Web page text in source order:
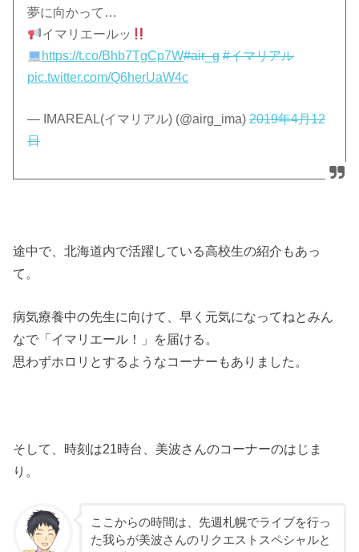
夢に向かって…
イマリエールッ
https://t.co/Bhb7TgCp7W#air_g #イマリアル
pic.twitter.com/Q6herUaW4c
— IMAREAL(イマリアル) (@airg_ima)2019年4月12
日
途中で、北海道内で活躍している高校生の紹介もあっ
て。
病気療養中の先生に向けて、早く元気になってねとみん
なで「イマリエール！」を届ける。
思わずホロリとするようなコーナーもありました。
そして、時刻は21時台、美波さんのコーナーのはじま
り。
ここからの時間は、先週札幌でライブを行っ
た我らが美波さんのリクエストスペシャルと